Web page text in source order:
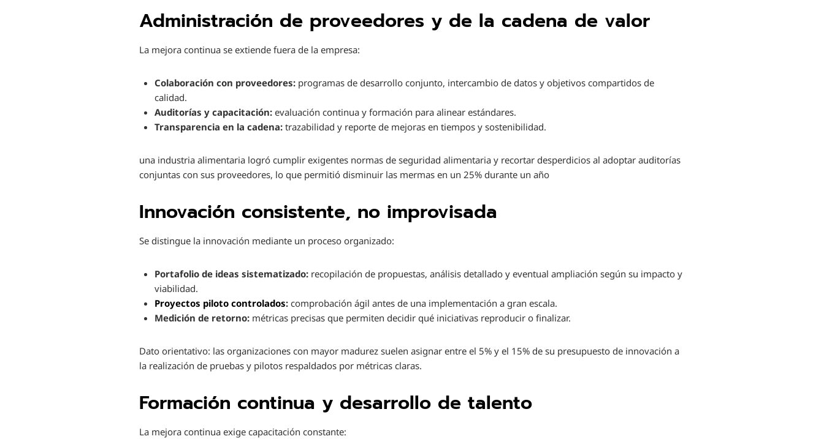
Administración de proveedores y de la cadena de valor
La mejora continua se extiende fuera de la empresa:
Colaboración con proveedores: programas de desarrollo conjunto, intercambio de datos y objetivos compartidos de
calidad.
Auditorías y capacitación: evaluación continua y formación para alinear estándares.
Transparencia en la cadena: trazabilidad y reporte de mejoras en tiempos y sostenibilidad.
una industria alimentaria logró cumplir exigentes normas de seguridad alimentaria y recortar desperdicios al adoptar auditorías
conjuntas con sus proveedores, lo que permitió disminuir las mermas en un 25% durante un año
Innovación consistente, no improvisada
Se distingue la innovación mediante un proceso organizado:
Portafolio de ideas sistematizado: recopilación de propuestas, análisis detallado y eventual ampliación según su impacto y
viabilidad.
Proyectos piloto controlados: comprobación ágil antes de una implementación a gran escala.
Medición de retorno: métricas precisas que permiten decidir qué iniciativas reproducir o finalizar.
Dato orientativo: las organizaciones con mayor madurez suelen asignar entre el 5% y el 15% de su presupuesto de innovación a
la realización de pruebas y pilotos respaldados por métricas claras.
Formación continua y desarrollo de talento
La mejora continua exige capacitación constante: